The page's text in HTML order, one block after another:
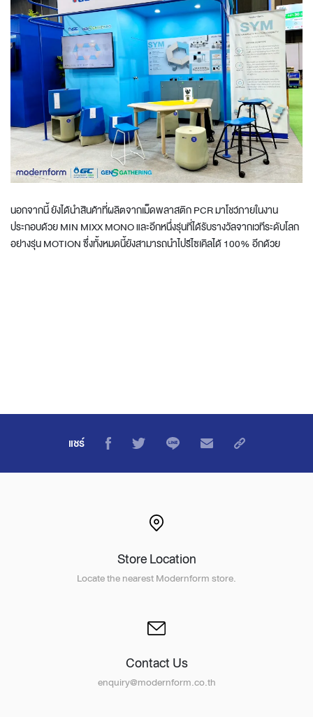
นอกจากนี้ ยังได้นำสินค้าที่ผลิตจากเม็ดพลาสติก PCR มาโชว์ภายในงาน
ประกอบด้วย MIN MIXX MONO และอีกหนึ่งรุ่นที่ได้รับรางวัลจากเวทีระดับโลก
อย่างรุ่น MOTION ซึ่งทั้งหมดนี้ยังสามารถนำไปรีไซเคิลได้ 100% อีกด้วย
แชร์
Store Location
Locate the nearest Modernform store.
Contact Us
enquiry@modernform.co.th